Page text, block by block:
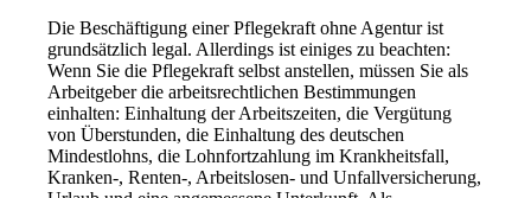
Die Beschäftigung einer Pflegekraft ohne Agentur ist
grundsätzlich legal. Allerdings ist einiges zu beachten:
Wenn Sie die Pflegekraft selbst anstellen, müssen Sie als
Arbeitgeber die arbeitsrechtlichen Bestimmungen
einhalten: Einhaltung der Arbeitszeiten, die Vergütung
von Überstunden, die Einhaltung des deutschen
Mindestlohns, die Lohnfortzahlung im Krankheitsfall,
Kranken-, Renten-, Arbeitslosen- und Unfallversicherung,